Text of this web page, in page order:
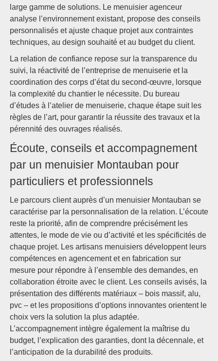
large gamme de solutions. Le menuisier agenceur
analyse l’environnement existant, propose des conseils
personnalisés et ajuste chaque projet aux contraintes
techniques, au design souhaité et au budget du client.
La relation de confiance repose sur la transparence du
suivi, la réactivité de l’entreprise de menuiserie et la
coordination des corps d’état du second-œuvre, lorsque
la complexité du chantier le nécessite. Du bureau
d’études à l’atelier de menuiserie, chaque étape suit les
règles de l’art, pour garantir la réussite des travaux et la
pérennité des ouvrages réalisés.
Écoute, conseils et accompagnement
par un menuisier Montauban pour
particuliers et professionnels
Le parcours client auprès d’un menuisier Montauban se
caractérise par la personnalisation de la relation. L’écoute
reste la priorité, afin de comprendre précisément les
attentes, le mode de vie ou d’activité et les spécificités de
chaque projet. Les artisans menuisiers développent leurs
compétences en agencement et en fabrication sur
mesure pour répondre à l’ensemble des demandes, en
collaboration étroite avec le client. Les conseils avisés, la
présentation des différents matériaux – bois massif, alu,
pvc – et les propositions d’options innovantes orientent le
choix vers la solution la plus adaptée.
L’accompagnement intègre également la maîtrise du
budget, l’explication des garanties, dont la décennale, et
l’anticipation de la durabilité des produits.